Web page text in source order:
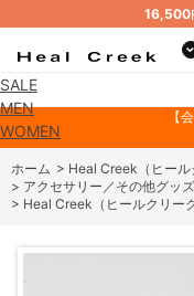
16,500
SALE
MEN
WOMEN
【
ホーム > Heal Creek（ヒール
> アクセサリー／その他グッズ
> Heal Creek（ヒールクリー